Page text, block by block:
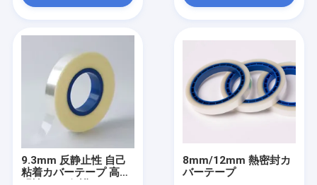
9.3mm 反静止性 自己
粘着カバーテープ 高透
8mm/12mm 熱密封カ
バーテープ